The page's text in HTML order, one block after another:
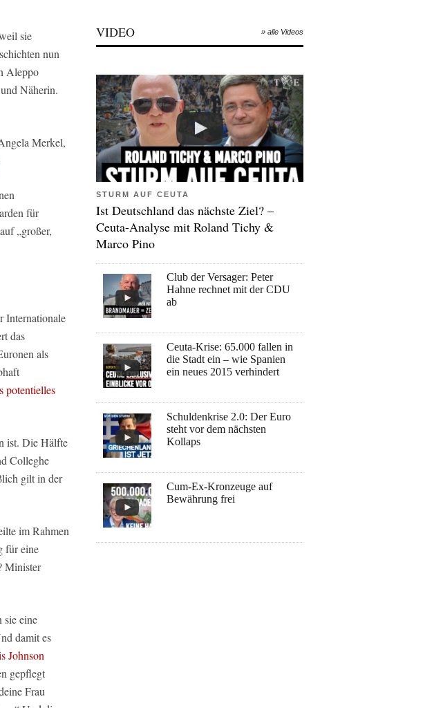
sie
nun
Aleppo
Näherin.
Merkel,
für
„großer,
Internationale
das
als
potentielles
ist. Die Hälfte
Colleghe
gilt in der
im Rahmen
für eine
Minister
sie eine
damit es
Johnson
gepflegt
Frau
VIDEO » alle Videos
STURM AUF CEUTA
Ist Deutschland das nächste Ziel? –
Ceuta-Analyse mit Roland Tichy &
Marco Pino
Club der Versager: Peter
Hahne rechnet mit der CDU
ab
Ceuta-Krise: 65.000 fallen in
die Stadt ein – wie Spanien
ein neues 2015 verhindert
Schuldenkrise 2.0: Der Euro
steht vor dem nächsten
Kollaps
Cum-Ex-Kronzeuge auf
Bewährung frei